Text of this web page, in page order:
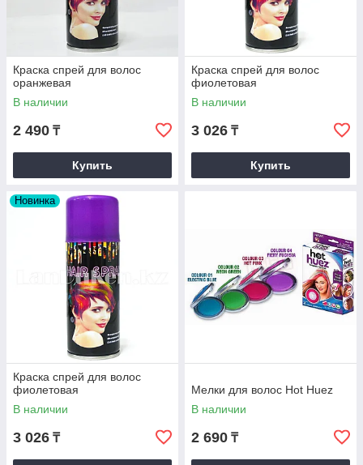
Краска спрей для волос
оранжевая
В наличии
2 490 ₸
Купить
Краска спрей для волос
фиолетовая
В наличии
3 026 ₸
Купить
Новинка
Краска спрей для волос
фиолетовая
В наличии
3 026 ₸
Мелки для волос Hot Huez
В наличии
2 690 ₸